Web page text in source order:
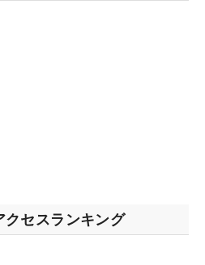
クセスランキング